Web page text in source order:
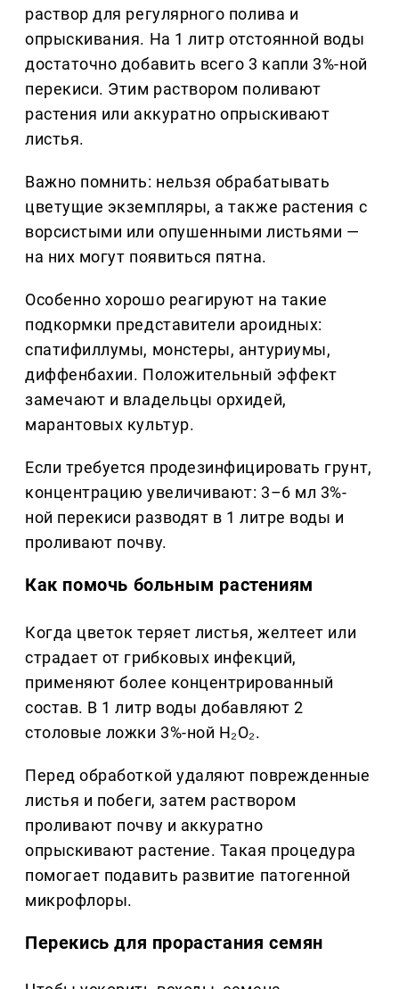
раствор для регулярного полива и
опрыскивания. На 1 литр отстоянной воды
достаточно добавить всего 3 капли 3%-ной
перекиси. Этим раствором поливают
растения или аккуратно опрыскивают
листья.
Важно помнить: нельзя обрабатывать
цветущие экземпляры, а также растения с
ворсистыми или опушенными листьями —
на них могут появиться пятна.
Особенно хорошо реагируют на такие
подкормки представители ароидных:
спатифиллумы, монстеры, антуриумы,
диффенбахии. Положительный эффект
замечают и владельцы орхидей,
марантовых культур.
Если требуется продезинфицировать грунт,
концентрацию увеличивают: 3–6 мл 3%-
ной перекиси разводят в 1 литре воды и
проливают почву.
Как помочь больным растениям
Когда цветок теряет листья, желтеет или
страдает от грибковых инфекций,
применяют более концентрированный
состав. В 1 литр воды добавляют 2
столовые ложки 3%-ной H₂O₂.
Перед обработкой удаляют поврежденные
листья и побеги, затем раствором
проливают почву и аккуратно
опрыскивают растение. Такая процедура
помогает подавить развитие патогенной
микрофлоры.
Перекись для прорастания семян